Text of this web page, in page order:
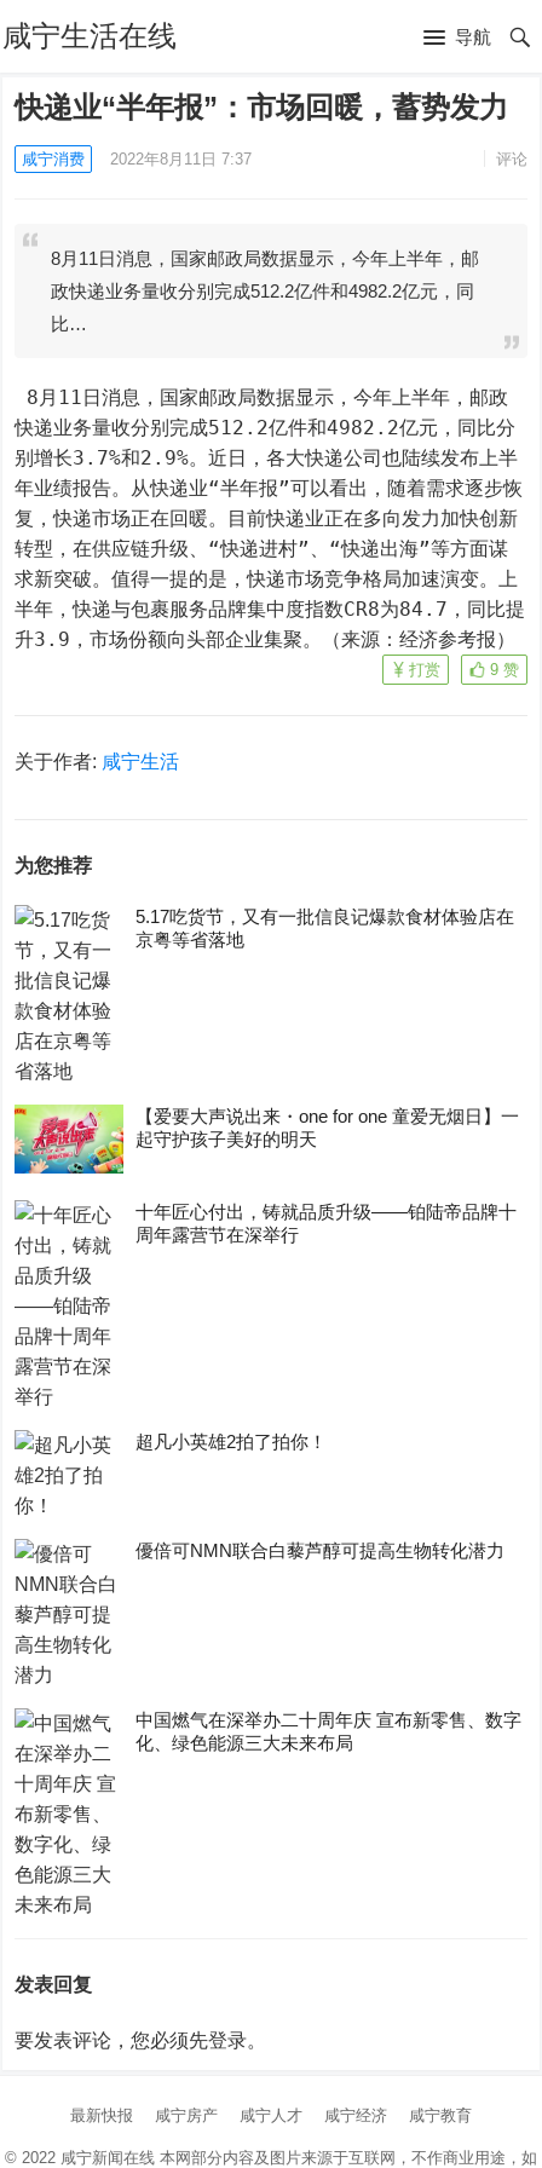
咸宁生活在线 导航
快递业“半年报”：市场回暖，蓄势发力
咸宁消费 2022年8月11日 7:37 评论
8月11日消息，国家邮政局数据显示，今年上半年，邮
政快递业务量收分别完成512.2亿件和4982.2亿元，同
比…
快递业务量收分别完成512.2亿件和4982.2亿元，同比分
别增长3.7%和2.9%。近日，各大快递公司也陆续发布上半
年业绩报告。从快递业“半年报”可以看出，随着需求逐步恢
复，快递市场正在回暖。目前快递业正在多向发力加快创新
转型，在供应链升级、“快递进村”、“快递出海”等方面谋
求新突破。值得一提的是，快递市场竞争格局加速演变。上
半年，快递与包裹服务品牌集中度指数CR8为84.7，同比提
升3.9，市场份额向头部企业集聚。（来源：经济参考报）
9 赞
打赏
关于作者: 咸宁生活
为您推荐
5.17吃货节，又有一批信良记爆款食材体验店在
京粤等省落地
【爱要大声说出来・one for one 童爱无烟日】一
起守护孩子美好的明天
十年匠心付出，铸就品质升级——铂陆帝品牌十
周年露营节在深举行
超凡小英雄2拍了拍你！
優倍可NMN联合白藜芦醇可提高生物转化潜力
中国燃气在深举办二十周年庆 宣布新零售、数字
化、绿色能源三大未来布局
发表回复
要发表评论，您必须先登录。
最新快报 咸宁房产 咸宁人才 咸宁经济 咸宁教育
© 2022 咸宁新闻在线本网部分内容及图片来源于互联网，不作商业用途，如